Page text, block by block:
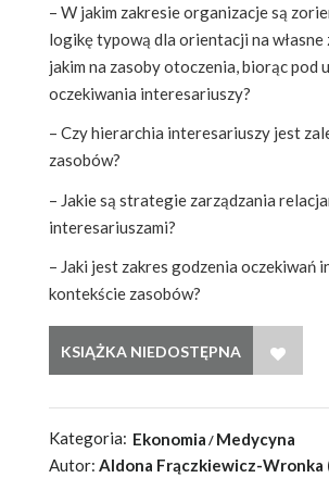
– W jakim zakresie organizacje są
logikę typową dla orientacji na własne
jakim na zasoby otoczenia, biorąc pod
oczekiwania interesariuszy?
– Czy hierarchia interesariuszy jest
zasobów?
– Jakie są strategie zarządzania
interesariuszami?
– Jaki jest zakres godzenia oczekiwań
kontekście zasobów?
WISH
Kategoria: Ekonomia
Medycyna
Autor: Aldona Frączkiewicz-Wronka